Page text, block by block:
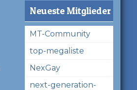
Neueste Mitglieder
MT-Community
top-megaliste
NexGay
next-generation-